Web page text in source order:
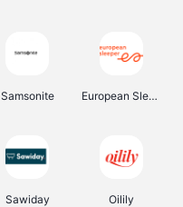
Samsonite European Sleeper
Sawiday Oilily